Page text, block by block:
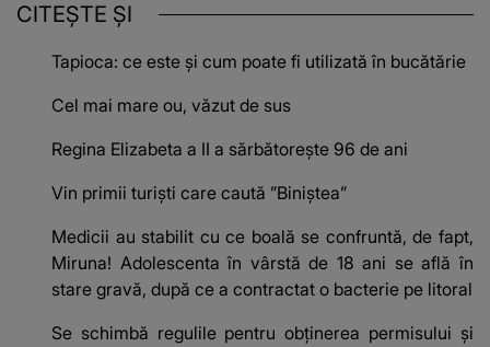
CITEȘTE ȘI
Tapioca: ce este și cum poate fi utilizată în bucătărie
Cel mai mare ou, văzut de sus
Regina Elizabeta a II a sărbătorește 96 de ani
Vin primii turiști care caută ”Biniștea”
Medicii au stabilit cu ce boală se confruntă, de fapt,
Miruna! Adolescenta în vârstă de 18 ani se află în
stare gravă, după ce a contractat o bacterie pe litoral
Se schimbă regulile pentru obținerea permisului și